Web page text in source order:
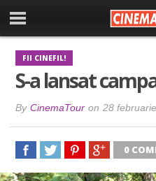
FII CINEFIL!
S-a lansat
By CinemaTour on 28
0